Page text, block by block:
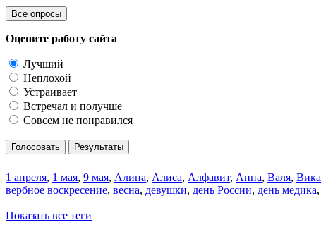
Все опросы
Оцените работу сайта
Лучший
Неплохой
Устраивает
Встречал и получше
Совсем не понравился
Голосовать Результаты
1 апреля, 1 мая, 9 мая, Алина, Алиса, Алфавит, Анна, Валя, Вика
вербное воскресение, весна, девушки, день России, день медика,
Показать все теги